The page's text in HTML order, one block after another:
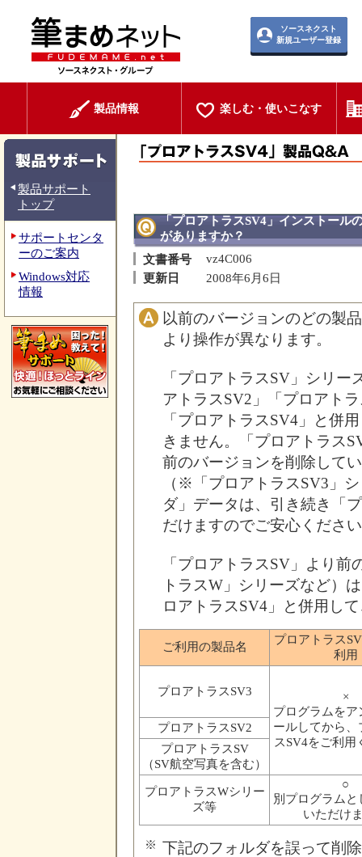
ソースネクスト
新規ユーザー登録
製品情報 楽しむ・使いこなす
製品サポート
トップ
サポートセンタ
ーのご案内
Windows対応
情報
「プロアトラスSV4」インストール
がありますか？
文書番号
vz4C006
更新日
2008年6月6日
以前のバージョンのどの製
より操作が異なります。
「プロアトラスSV」シリ
アトラスSV2」「プロアト
「プロアトラスSV4」と併
きません。「プロアトラス
前のバージョンを削除して
（※「プロアトラスSV3」
ダ」データは、引き続き「
だけますのでご安心くださ
「プロアトラスSV」より
トラスW」シリーズなど）
ロアトラスSV4」と併用し
ご利用の製品名
プロアトラス
利用
プロアトラスSV3
×
プログラムをア
ールしてから、
スSV4をご利用
プロアトラスSV2
プロアトラスSV
（SV航空写真を含む）
プロアトラスWシリー
ズ等
○
別プログラムと
いただけ
※ 下記のフォルダを誤って削